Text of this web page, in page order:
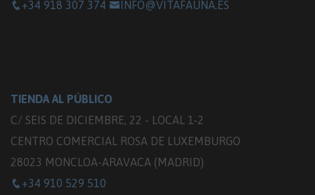
+34 918 307 374
INFO@VITAFAUNA.ES
TIENDA AL PÚBLICO
C/ SEIS DE DICIEMBRE, 22 - LOCAL 1-2
CENTRO COMERCIAL ROSA DE LUXEMBURGO
28023 MONCLOA-ARAVACA (MADRID)
+34 910 529 510